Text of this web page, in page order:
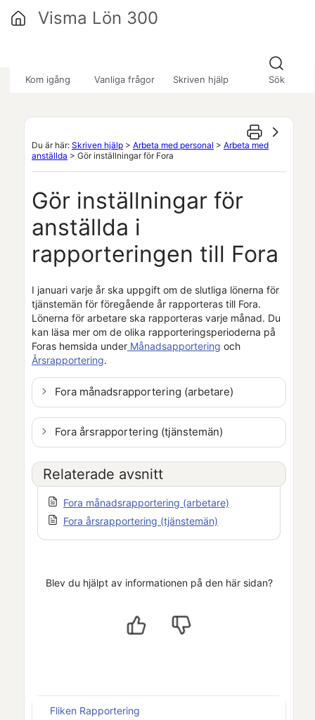
Kom igång Vanliga frågor Skriven hjälp Sök
Visma Lön 300
Du är här: Skriven hjälp > Arbeta med personal > Arbeta med
anställda > Gör inställningar för Fora
Gör inställningar för
anställda i
rapporteringen till Fora
I januari varje år ska uppgift om de slutliga lönerna för
tjänstemän för föregående år rapporteras till Fora.
Lönerna för arbetare ska rapporteras varje månad. Du
kan läsa mer om de olika rapporteringsperioderna på
Foras hemsida under Månadsapportering och
Årsrapportering.
Fora månadsrapportering (arbetare)
Fora årsrapportering (tjänstemän)
Relaterade avsnitt
Fora månadsrapportering (arbetare)
Fora årsrapportering (tjänstemän)
Blev du hjälpt av informationen på den här sidan?
Fliken Rapportering